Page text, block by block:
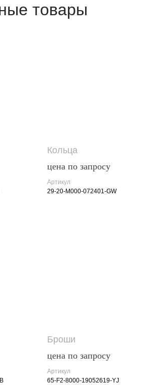
товары
Кольца
цена по запросу
Артикул
29-20-M000-072401-GW
Броши
цена по запросу
Артикул
65-F2-8000-19052619-YJ